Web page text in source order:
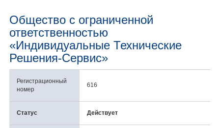
Общество с ограниченной
ответственностью
«Индивидуальные Технические
Решения-Сервис»
Регистрационный
номер
616
Статус Действует